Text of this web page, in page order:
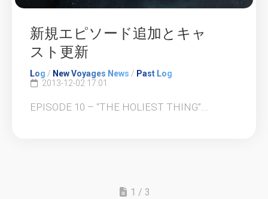
新規エピソード追加とキャ
スト更新
Log / New Voyages News / Past Log
2013-12-02 17:01
EPISODE 10 – “THE HOLIEST THING”...
1 / 3